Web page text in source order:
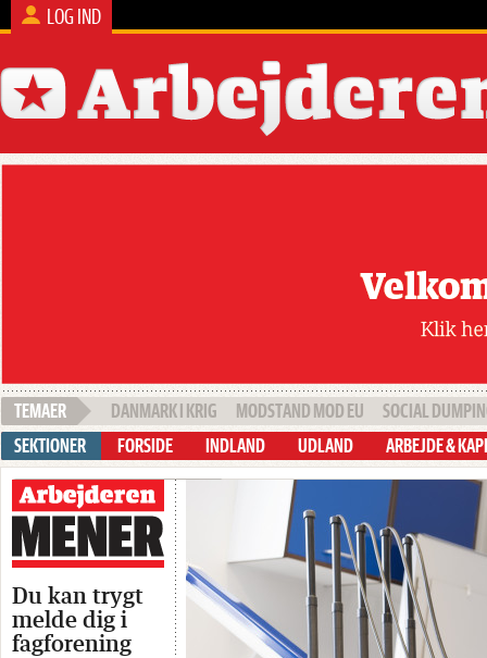
LOG IND
DANMARK I KRIG MODSTAND MOD EU
SOCIAL
FORSIDE
INDLAND UDLAND ARBEJDE &
OK20
Du kan trygt
melde dig i
fagforening